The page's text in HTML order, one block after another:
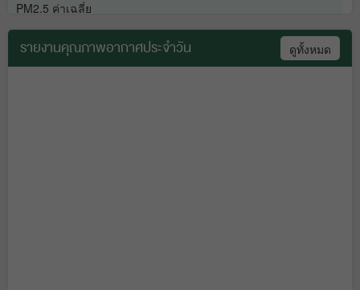
ตรวจแนะนำการดูแลแหล่งน้ำดิบสำหรับ
ผลิตน้ำประปาหมู่บ้าน 19 ธ.ค. 68
รายงานคุณภาพอากาศประจำวัน ดูทั้งหมด